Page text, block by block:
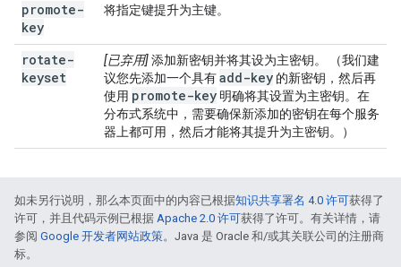
promote-
key
将指定键提升为主键。
rotate-
keyset
[已弃用]添加新密钥并将其设为主密钥。 （我们建
议您先添加一个具有add-key 的新密钥，然后再
使用 promote-key 明确将其设置为主密钥。在
分布式系统中，需要确保新添加的密钥在每个服务
器上都可用，然后才能将其提升为主密钥。）
如未另行说明，那么本页面中的内容已根据知识共享署名 4.0 许可获得了
许可，并且代码示例已根据 Apache 2.0 许可获得了许可。有关详情，请
参阅 Google 开发者网站政策。Java 是 Oracle 和/或其关联公司的注册商
标。